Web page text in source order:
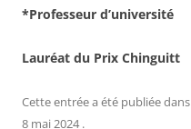
*Professeur d’université
Lauréat du Prix Chinguitt
Cette entrée a été publiée dans
8 mai 2024 .